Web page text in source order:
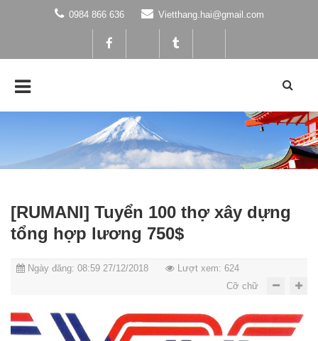
0984 866 636 Vietthang.hai@gmail.com
[RUMANI] Tuyển 100 thợ xây dựng
tổng hợp lương 750$
Ngày đăng: 08:59 27/12/2018
Lượt xem: 624
Cỡ chữ